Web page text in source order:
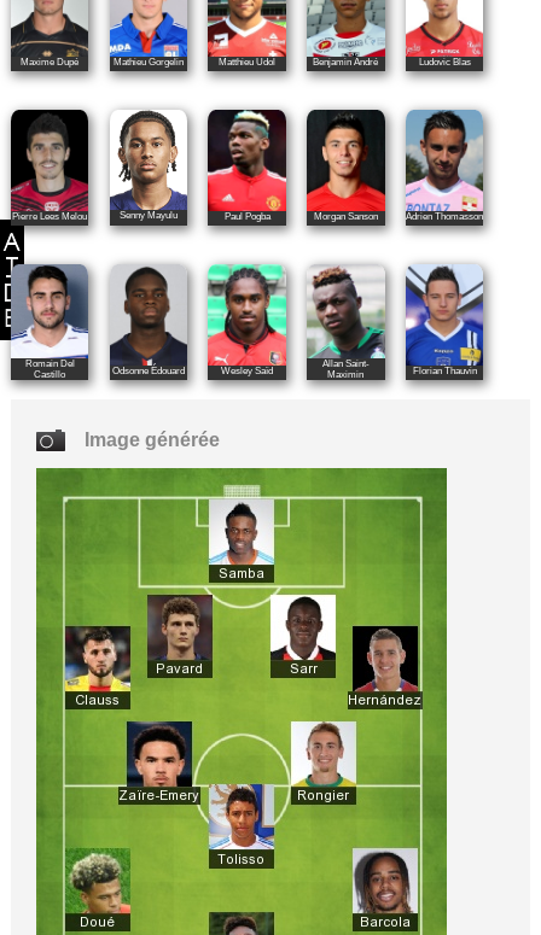
Maxime Dupé Mathieu Gorgelin Matthieu Udol Benjamin André Ludovic Blas
Pierre Lees Melou Senny Mayulu Paul Pogba Morgan Sanson Adrien Thomasson
Romain Del
Castillo
Odsonne Édouard Wesley Saïd
Allan Saint-
Maximin
Florian Thauvin
Image générée